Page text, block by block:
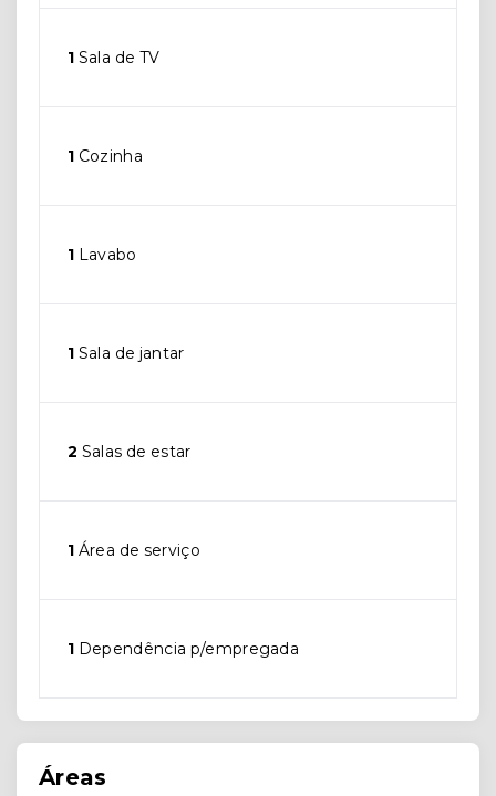
1 Sala de TV
1 Cozinha
1 Lavabo
1 Sala de jantar
2 Salas de estar
1 Área de serviço
1 Dependência p/empregada
Áreas